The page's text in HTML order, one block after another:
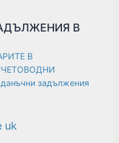
В
В
данъчни задължения